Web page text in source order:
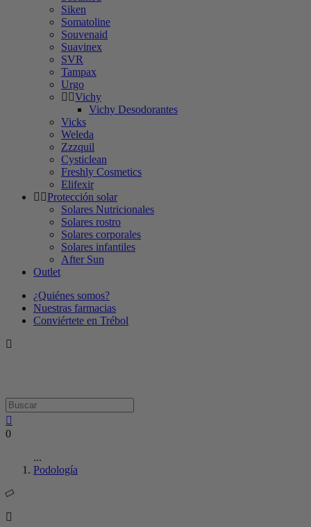
Siken
Somatoline
Souvenaid
Suavinex
SVR
Tampax
Urgo
Vichy
Vichy Desodorantes
Vicks
Weleda
Zzzquil
Cysticlean
Freshly Cosmetics
Elifexir
Protección solar
Solares Nutricionales
Solares rostro
Solares corporales
Solares infantiles
After Sun
Outlet
¿Quiénes somos?
Nuestras farmacias
Conviértete en Trébol
0
...
Podología